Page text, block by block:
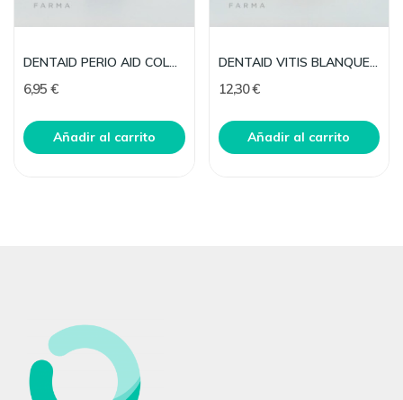
DENTAID PERIO AID COLUTORIO TRATAMI S ALCOH 150
6,95 €
Añadir al carrito
DENTAID VITIS BLANQUEADORA COLUTORIO 500 ML
12,30 €
Añadir al carrito